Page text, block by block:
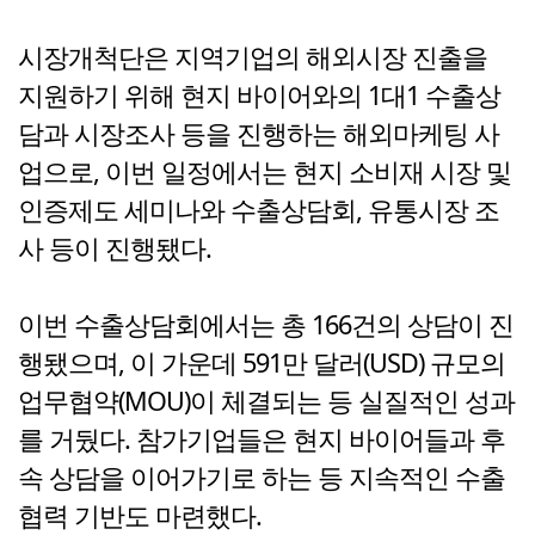
시장개척단은 지역기업의 해외시장 진출을
지원하기 위해 현지 바이어와의 1대1 수출상
담과 시장조사 등을 진행하는 해외마케팅 사
업으로, 이번 일정에서는 현지 소비재 시장 및
인증제도 세미나와 수출상담회, 유통시장 조
사 등이 진행됐다.
이번 수출상담회에서는 총 166건의 상담이 진
행됐으며, 이 가운데 591만 달러(USD) 규모의
업무협약(MOU)이 체결되는 등 실질적인 성과
를 거뒀다. 참가기업들은 현지 바이어들과 후
속 상담을 이어가기로 하는 등 지속적인 수출
협력 기반도 마련했다.